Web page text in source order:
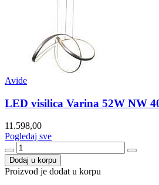
Avide
LED visilica Varina 52W NW
11.598,00
Pogledaj sve
Dodaj u korpu
Proizvod je dodat u korpu